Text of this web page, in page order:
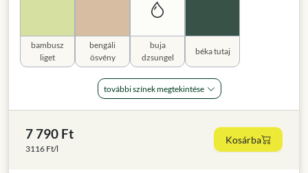
bambusz
liget
bengáli
ösvény
buja
dzsungel
béka tutaj
további színek megtekintése
7 790 Ft
3116 Ft/l
Kosárba